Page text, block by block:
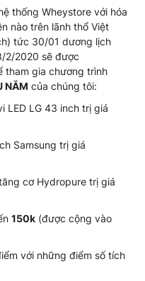
thống Wheystore với hóa
nào trên lãnh thổ Việt
tức 30/01 dương lịch
2/2020 sẽ được
tham gia chương trình
NĂM của chúng tôi:
LED LG 43 inch trị giá
Samsung trị giá
cơ Hydropure trị giá
150k (được cộng vào
với những điểm số tích